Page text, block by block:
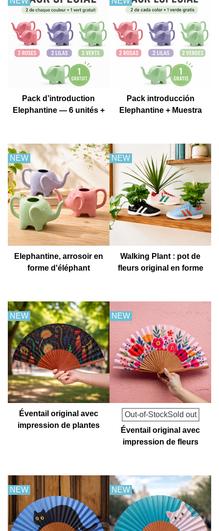
Pack d’introduction
Elephantine — 6 unités +
Pack introducción
Elephantine + Muestra
NEW
Elephantine, arrosoir en
forme d'éléphant
NEW
Walking Plant : pot de
fleurs original en forme
NEW
Éventail original avec
impression de plantes
NEW
Out-of-StockSold out
Éventail original avec
impression de fleurs
NEW NEW